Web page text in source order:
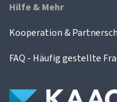
Hilfe & Mehr
Kooperation &
FAQ - Häufig gestellte